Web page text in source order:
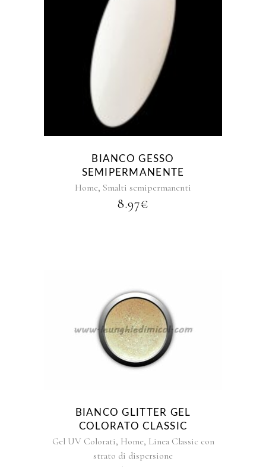
BIANCO GESSO
SEMIPERMANENTE
Home, Smalti semipermanenti
8.97€
Questo
prodotto
ha
più
opzioni
possono
scelte
nella
BIANCO GLITTER GEL
COLORATO CLASSIC
Gel UV Colorati, Home, Linea Classic con
strato di dispersione